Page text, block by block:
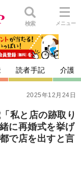
検索 メニュー
読者手記 介護
2025年12月24日
私と店の跡取り
に再婚式を挙げ
で店を出すと言